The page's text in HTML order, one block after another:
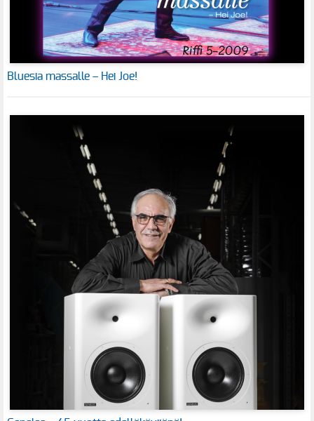
Bluesia massalle – Hei Joe!